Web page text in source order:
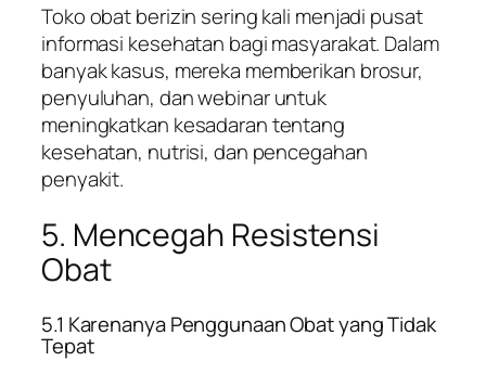
Toko obat berizin sering kali menjadi pusat
informasi kesehatan bagi masyarakat. Dalam
banyak kasus, mereka memberikan brosur,
penyuluhan, dan webinar untuk
meningkatkan kesadaran tentang
kesehatan, nutrisi, dan pencegahan
penyakit.
5. Mencegah Resistensi
Obat
5.1 Karenanya Penggunaan Obat yang Tidak
Tepat